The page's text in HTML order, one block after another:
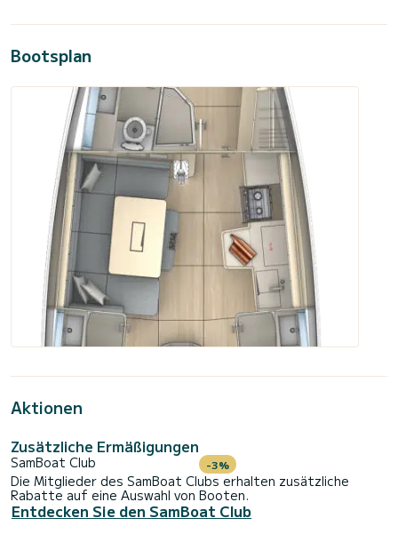
Bootsplan
Aktionen
Zusätzliche Ermäßigungen
SamBoat Club -3%
Die Mitglieder des SamBoat Clubs erhalten zusätzliche
Rabatte auf eine Auswahl von Booten.
Entdecken Sie den SamBoat Club